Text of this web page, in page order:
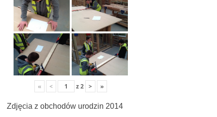
« < z2 > »
Zdjęcia z obchodów urodzin 2014